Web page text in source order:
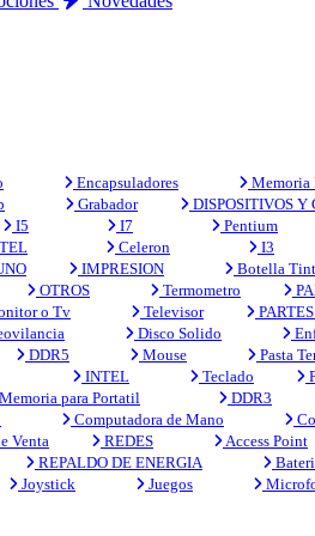
Encapsuladores Memoria
Grabador DISPOSITIVOS Y
I5 I7 Pentium
Celeron I3
IMPRESION Botella
OTROS Termometro
o Tv Televisor
Disco Solido
DDR5 Mouse Pasta
INTEL Teclado
Memoria para Portatil DDR3
Computadora de Mano
Venta REDES Access Point
REPALDO DE ENERGIA
Joystick Juegos